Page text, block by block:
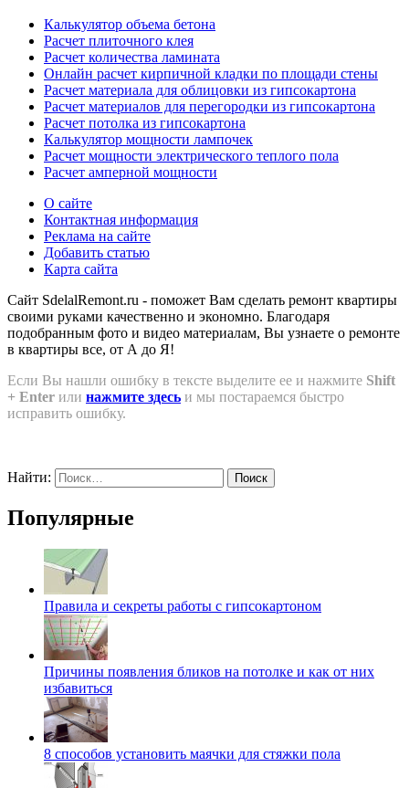
Калькулятор объема бетона
Расчет плиточного клея
Расчет количества ламината
Онлайн расчет кирпичной кладки по площади стены
Расчет материала для облицовки из гипсокартона
Расчет материалов для перегородки из гипсокартона
Расчет потолка из гипсокартона
Калькулятор мощности лампочек
Расчет мощности электрического теплого пола
Расчет амперной мощности
О сайте
Контактная информация
Реклама на сайте
Добавить статью
Карта сайта
Сайт SdelalRemont.ru - поможет Вам сделать ремонт квартиры
своими руками качественно и экономно. Благодаря
подобранным фото и видео материалам, Вы узнаете о ремонте
в квартиры все, от А до Я!
Если Вы нашли ошибку в тексте выделите ее и нажмите Shift
+ Enter или нажмите здесь и мы постараемся быстро
исправить ошибку.
Найти:
Популярные
Правила и секреты работы с гипсокартоном
Причины появления бликов на потолке и как от них
избавиться
8 способов установить маячки для стяжки пола